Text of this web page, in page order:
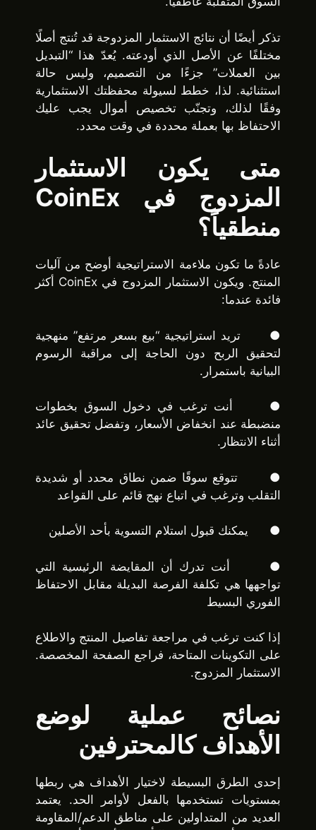
تذكر أيضًا أن نتائج الاستثمار المزدوجة قد تُنتج أصلًا
مختلفًا عن الأصل الذي أودعته. يُعدّ هذا “التبديل
بين العملات” جزءًا من التصميم، وليس حالة
استثنائية. لذا، خطط لسيولة محفظتك الاستثمارية
وفقًا لذلك، وتجنّب تخصيص أموال يجب عليك
الاحتفاظ بها بعملة محددة في وقت محدد.
متى يكون الاستثمار
المزدوج في CoinEx
منطقياً؟
عادةً ما تكون ملاءمة الاستراتيجية أوضح من آليات
المنتج. ويكون الاستثمار المزدوج في CoinEx أكثر
فائدة عندما:
● تريد استراتيجية “بيع بسعر مرتفع” منهجية
لتحقيق الربح دون الحاجة إلى مراقبة الرسوم
البيانية باستمرار.
● أنت ترغب في دخول السوق بخطوات
منضبطة عند انخفاض الأسعار، وتفضل تحقيق عائد
أثناء الانتظار.
● تتوقع سوقًا ضمن نطاق محدد أو شديدة
التقلب وترغب في اتباع نهج قائم على القواعد
● يمكنك قبول استلام التسوية بأحد الأصلين
● أنت تدرك أن المقايضة الرئيسية التي
تواجهها هي تكلفة الفرصة البديلة مقابل الاحتفاظ
الفوري البسيط
إذا كنت ترغب في مراجعة تفاصيل المنتج والاطلاع
على التكوينات المتاحة، فراجع الصفحة المخصصة.
الاستثمار المزدوج.
نصائح عملية لوضع
الأهداف كالمحترفين
إحدى الطرق البسيطة لاختيار الأهداف هي ربطها
بمستويات تستخدمها بالفعل لأوامر الحد. يعتمد
العديد من المتداولين على مناطق الدعم/المقاومة